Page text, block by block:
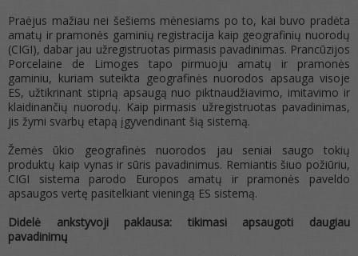
Praėjus mažiau nei šešiems mėnesiams po to, kai buvo pradėta
amatų ir pramonės gaminių registracija kaip geografinių nuorodų
(CIGI), dabar jau užregistruotas pirmasis pavadinimas. Prancūzijos
Porcelaine de Limoges tapo pirmuoju amatų ir pramonės
gaminiu, kuriam suteikta geografinės nuorodos apsauga visoje
ES, užtikrinant stiprią apsaugą nuo piktnaudžiavimo, imitavimo ir
klaidinančių nuorodų. Kaip pirmasis užregistruotas pavadinimas,
jis žymi svarbų etapą įgyvendinant šią sistemą.
Žemės ūkio geografinės nuorodos jau seniai saugo tokių
produktų kaip vynas ir sūris pavadinimus. Remiantis šiuo požiūriu,
CIGI sistema parodo Europos amatų ir pramonės paveldo
apsaugos vertę pasitelkiant vieningą ES sistemą.
Didelė ankstyvoji paklausa: tikimasi apsaugoti daugiau
pavadinimų